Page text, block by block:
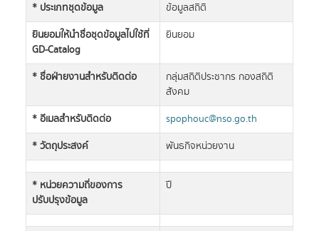
* ประเภทชุดข้อมูล
ข้อมูลสถิติ
ยินยอมให้นำชื่อชุดข้อมูลไปใช้ที่
GD-Catalog
ยินยอม
* ชื่อฝ่ายงานสำหรับติดต่อ
กลุ่มสถิติประชากร กองสถิติ
สังคม
* อีเมลสำหรับติดต่อ
spophouc@nso.go.th
* วัตถุประสงค์
พันธกิจหน่วยงาน
* หน่วยความถี่ของการ
ปรับปรุงข้อมูล
ปี